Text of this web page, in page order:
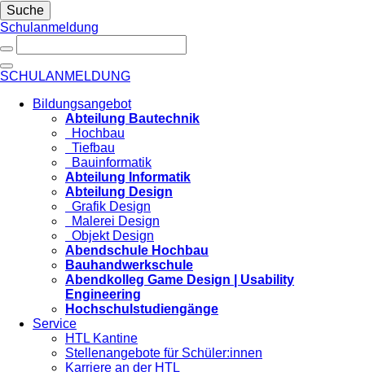
Suche
Schulanmeldung
SCHULANMELDUNG
Bildungsangebot
Abteilung Bautechnik
Hochbau
Tiefbau
Bauinformatik
Abteilung Informatik
Abteilung Design
Grafik Design
Malerei Design
Objekt Design
Abendschule Hochbau
Bauhandwerkschule
Abendkolleg Game Design | Usability
Engineering
Hochschulstudiengänge
Service
HTL Kantine
Stellenangebote für Schüler:innen
Karriere an der HTL